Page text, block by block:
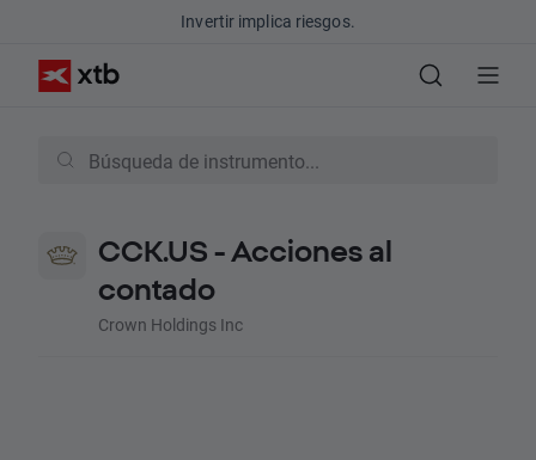
Invertir implica riesgos.
CCK.US - Acciones al
contado
Crown Holdings Inc